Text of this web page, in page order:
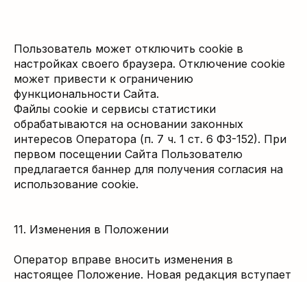
Пользователь может отключить cookie в
настройках своего браузера. Отключение cookie
может привести к ограничению
функциональности Сайта.
Файлы cookie и сервисы статистики
обрабатываются на основании законных
интересов Оператора (п. 7 ч. 1 ст. 6 ФЗ-152). При
первом посещении Сайта Пользователю
предлагается баннер для получения согласия на
использование cookie.
11. Изменения в Положении
Оператор вправе вносить изменения в
настоящее Положение. Новая редакция вступает